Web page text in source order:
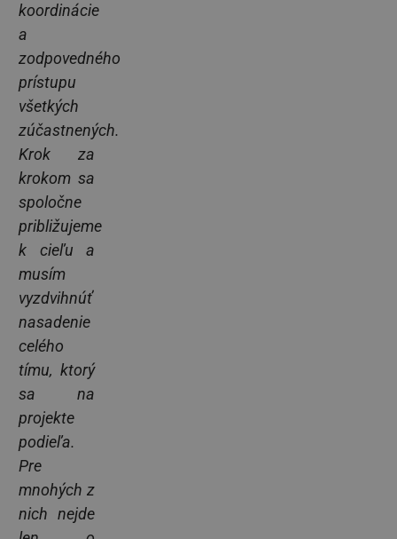
koordinácie
a
zodpovedného
prístupu
všetkých
zúčastnených.
Krok za
krokom sa
spoločne
približujeme
k cieľu a
musím
vyzdvihnúť
nasadenie
celého
tímu, ktorý
sa na
projekte
podieľa.
Pre
mnohých z
nich nejde